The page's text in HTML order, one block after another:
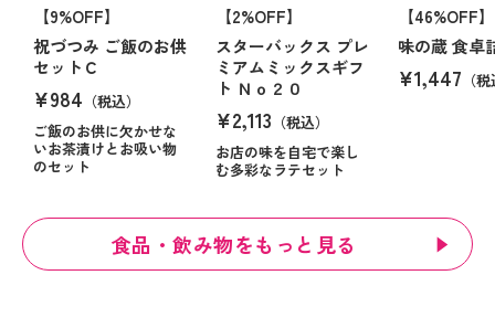
【9%OFF】
祝づつみ ご飯のお供
セットＣ
¥984 （税込）
ご飯のお供に欠かせな
いお茶漬けとお吸い物
のセット
【2%OFF】
スターバックス プレ
ミアムミックスギフ
ト Ｎｏ２０
¥2,113 （税込）
お店の味を自宅で楽し
む多彩なラテセット
【46%OFF】
味の蔵 食卓
¥1,447 （
食品・飲み物をもっと見る